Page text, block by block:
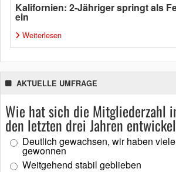
Kalifornien: 2-Jähriger springt als
ein
Weiterlesen
AKTUELLE UMFRAGE
Wie hat sich die Mitgliederzahl
den letzten drei Jahren
Deutlich gewachsen, wir haben
gewonnen
Weitgehend stabil geblieben